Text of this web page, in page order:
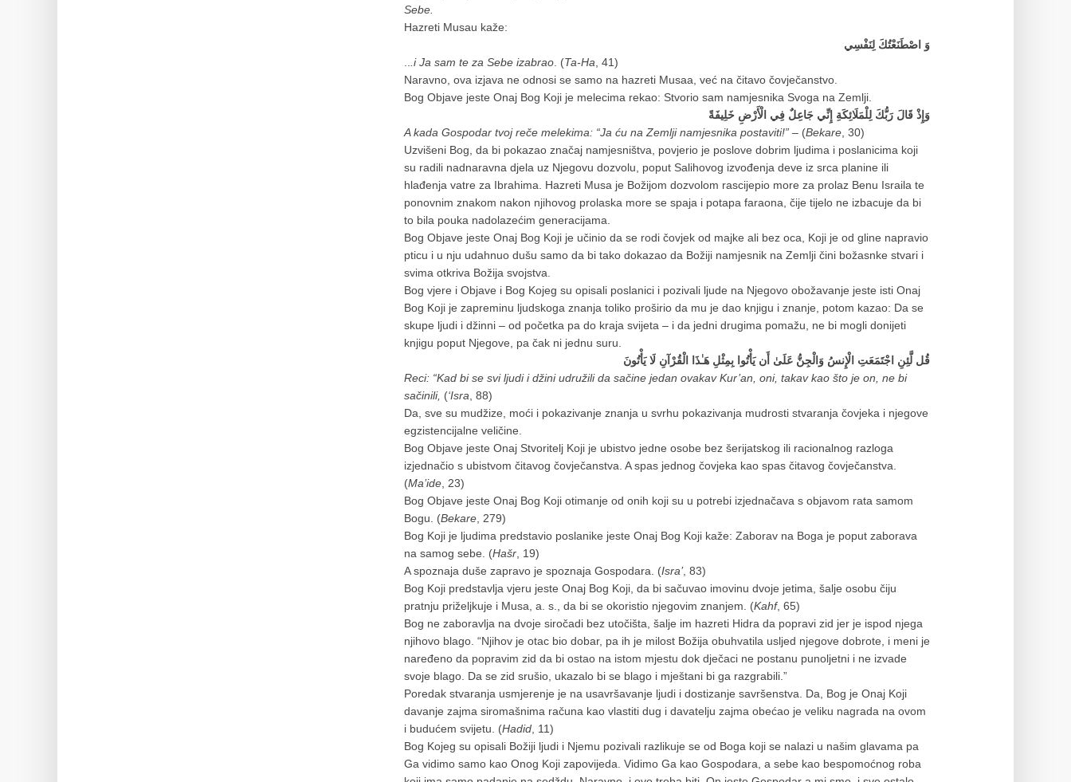
Sebe.
Hazreti Musau kaže:
وَ اصْطَنَعْتُكَ لِنَفْسِي
...i Ja sam te za Sebe izabrao. (Ta-Ha, 41)
Naravno, ova izjava ne odnosi se samo na hazreti Musaa, već na čitavo čovječanstvo.
Bog Objave jeste Onaj Bog Koji je melecima rekao: Stvorio sam namjesnika Svoga na Zemlji.
وَإِذْ قَالَ رَبُّكَ لِلْمَلَائِكَةِ إِنِّي جَاعِلٌ فِي الْأَرْضِ خَلِيفَةً
A kada Gospodar tvoj reče melekima: “Ja ću na Zemlji namjesnika postaviti!” – (Bekare, 30)
Uzvišeni Bog, da bi pokazao značaj namjesništva, povjerio je poslove dobrim ljudima i poslanicima koji
su radili nadnaravna djela uz Njegovu dozvolu, poput Salihovog izvođenja deve iz srca planine ili
hlađenja vatre za Ibrahima. Hazreti Musa je Božijom dozvolom rascijepio more za prolaz Benu Israila te
ponovnim znakom nakon njihovog prolaska more se spaja i potapa faraona, čije tijelo ne izbacuje da bi
to bila pouka nadolazećim generacijama.
Bog Objave jeste Onaj Bog Koji je učinio da se rodi čovjek od majke ali bez oca, Koji je od gline napravio
pticu i u nju udahnuo dušu samo da bi tako dokazao da Božiji namjesnik na Zemlji čini božasnke stvari i
svima otkriva Božija svojstva.
Bog vjere i Objave i Bog Kojeg su opisali poslanici i pozivali ljude na Njegovo obožavanje jeste isti Onaj
Bog Koji je zapreminu ljudskoga znanja toliko proširio da mu je dao knjigu i znanje, potom kazao: Da se
skupe ljudi i džinni – od početka pa do kraja svijeta – i da jedni drugima pomažu, ne bi mogli donijeti
knjigu poput Njegove, pa čak ni jednu suru.
قُل لَّئِنِ اجْتَمَعَتِ الْإِنسُ وَالْجِنُّ عَلَىٰ أَن يَأْتُوا بِمِثْلِ هَـٰذَا الْقُرْآنِ لَا يَأْتُونَ
Reci: “Kad bi se svi ljudi i džini udružili da sačine jedan ovakav Kur’an, oni, takav kao što je on, ne bi
sačinili, (‘Isra, 88)
Da, sve su mudžize, moći i pokazivanje znanja u svrhu pokazivanja mudrosti stvaranja čovjeka i njegove
egzistencijalne veličine.
Bog Objave jeste Onaj Stvoritelj Koji je ubistvo jedne osobe bez šerijatskog ili racionalnog razloga
izjednačio s ubistvom čitavog čovječanstva. A spas jednog čovjeka kao spas čitavog čovječanstva.
(Ma’ide, 23)
Bog Objave jeste Onaj Bog Koji otimanje od onih koji su u potrebi izjednačava s objavom rata samom
Bogu. (Bekare, 279)
Bog Koji je ljudima predstavio poslanike jeste Onaj Bog Koji kaže: Zaborav na Boga je poput zaborava
na samog sebe. (Hašr, 19)
A spoznaja duše zapravo je spoznaja Gospodara. (Isra’, 83)
Bog Koji predstavlja vjeru jeste Onaj Bog Koji, da bi sačuvao imovinu dvoje jetima, šalje osobu čiju
pratnju priželjkuje i Musa, a. s., da bi se okoristio njegovim znanjem. (Kahf, 65)
Bog ne zaboravlja na dvoje siročadi bez utočišta, šalje im hazreti Hidra da popravi zid jer je ispod njega
njihovo blago. “Njihov je otac bio dobar, pa ih je milost Božija obuhvatila usljed njegove dobrote, i meni je
naređeno da popravim zid da bi ostao na istom mjestu dok dječaci ne postanu punoljetni i ne izvade
svoje blago. Da se zid srušio, ukazalo bi se blago i mještani bi ga razgrabili.”
Poredak stvaranja usmjerenje je na usavršavanje ljudi i dostizanje savršenstva. Da, Bog je Onaj Koji
davanje zajma siromašnima računa kao vlastiti dug i davatelju zajma obećao je veliku nagrada na ovom
i budućem svijetu. (Hadid, 11)
Bog Kojeg su opisali Božiji ljudi i Njemu pozivali razlikuje se od Boga koji se nalazi u našim glavama pa
Ga vidimo samo kao Onog Koji zapovijeda. Vidimo Ga kao Gospodara, a sebe kao bespomoćnog roba